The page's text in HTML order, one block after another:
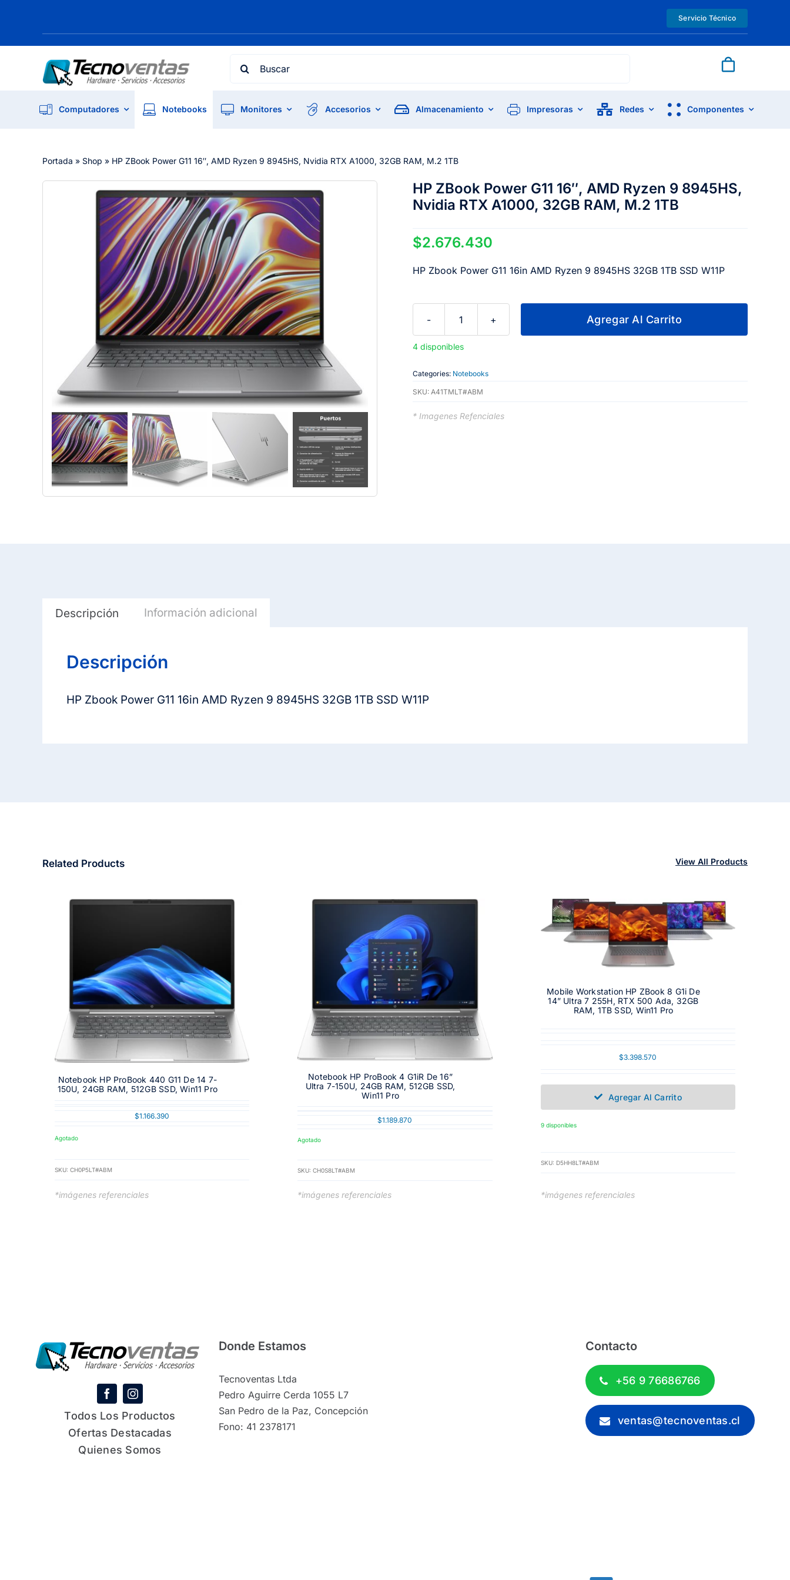
Servicio Técnico
Search
Computadores Notebooks Monitores Accesorios Almacenamiento Impresoras Redes Componentes
Portada » Shop » HP ZBook Power G11 16″, AMD Ryzen 9 8945HS, Nvidia RTX A1000, 32GB RAM, M.2 1TB
HP ZBook Power G11 16″, AMD Ryzen 9 8945HS,
Nvidia RTX A1000, 32GB RAM, M.2 1TB
$2.676.430
HP Zbook Power G11 16in AMD Ryzen 9 8945HS 32GB 1TB SSD W11P
HP
ZBook
G11
16",
Ryzen
Agregar Al Carrito
4 disponibles
Categories: Notebooks
SKU: A41TMLT#ABM
* Imagenes Refenciales
Descripción Información adicional
Descripción
HP Zbook Power G11 16in AMD Ryzen 9 8945HS 32GB 1TB SSD W11P
Related Products View All Products
Notebook HP ProBook 440 G11 De 14 7-
150U, 24GB RAM, 512GB SSD, Win11 Pro
$1.166.390
Agotado
SKU: CH0P5LT#ABM
*imágenes referenciales
Notebook HP ProBook 4 G1iR De 16”
Ultra 7-150U, 24GB RAM, 512GB SSD,
Win11 Pro
$1.189.870
Agotado
SKU:CH0S8LT#ABM
*imágenes referenciales
Mobile Workstation HP ZBook 8 G1i De
14” Ultra 7 255H, RTX 500 Ada, 32GB
RAM, 1TB SSD, Win11 Pro
$3.398.570
Agregar Al Carrito
9 disponibles
SKU: D5HH8LT#ABM
*imágenes referenciales
Todos Los Productos
Ofertas Destacadas
Quienes Somos
Donde Estamos
Tecnoventas Ltda
Pedro Aguirre Cerda 1055 L7
San Pedro de la Paz, Concepción
Fono: 41 2378171
Contacto
+56 9 76686766
ventas@tecnoventas.cl